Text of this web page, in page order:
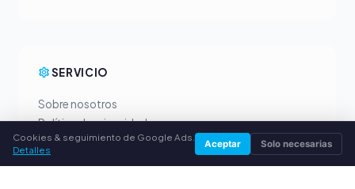
SERVICIO
Sobre nosotros
Política de privacidad
Aviso legal
Cookies & seguimiento de Google Ads.
Detalles
Aceptar Solo necesarias